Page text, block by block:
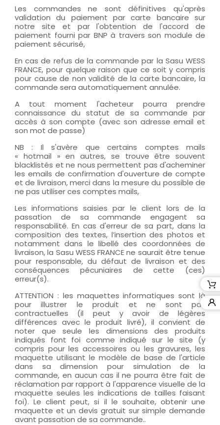
Les commandes ne sont définitives qu'après
validation du paiement par carte bancaire sur
notre site et par l'obtention de l'accord de
paiement fourni par BNP à travers son module de
paiement sécurisé,
En cas de refus de la commande par la Sasu WESS
FRANCE, pour quelque raison que ce soit y compris
pour cause de non validité de la carte bancaire, la
commande sera automatiquement annulée.
A tout moment l'acheteur pourra prendre
connaissance du statut de sa commande par
accès à son compte (avec son adresse email et
son mot de passe)
NB : Il s'avère que certains comptes mails
« hotmail » en autres, se trouve être souvent
blacklistés et ne nous permettent pas d'acheminer
les emails de confirmation d'ouverture de compte
et de livraison, merci dans la mesure du possible de
ne pas utiliser ces comptes mails,
Les informations saisies par le client lors de la
passation de sa commande engagent sa
responsabilité. En cas d'erreur de sa part, dans la
composition des textes, l’insertion des photos et
notamment dans le libellé des coordonnées de
livraison, la Sasu WESS FRANCE ne saurait être tenue
pour responsable, du défaut de livraison et des
conséquences pécuniaires de cette (ces)
erreur(s).
ATTENTION : les maquettes informatiques sont là
pour illustrer le produit et ne sont pas
contractuelles (il peut y avoir de légères
différences avec le produit livré), il convient de
noter que seule les dimensions des produits
indiqués font foi comme indiqué sur le site (y
compris pour les accessoires ou les gravures, les
maquette utilisant le modèle de base de l'article
dans sa dimension pour simulation de la
commande, en aucun cas il ne pourra être fait de
réclamation par rapport à l'apparence visuelle de la
maquette seules les indications de tailles faisant
foi). Le client peut, si il le souhaite, obtenir une
maquette et un devis gratuit sur simple demande
avant passation de sa commande..